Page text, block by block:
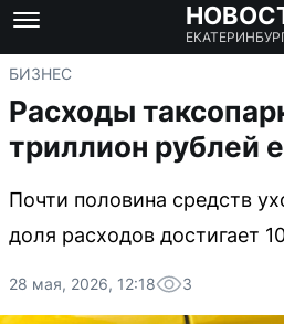
БИЗНЕС
Расходы
триллион рублей
Почти половина средств
доля расходов достигает
28 мая, 2026, 12:18 3